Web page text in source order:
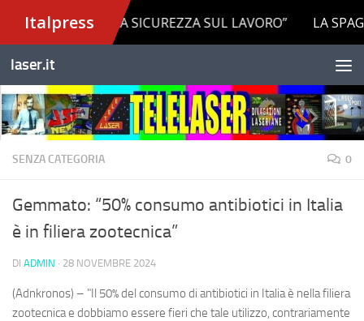
Salta al contenuto
laser.it
SENZA CATEGORIA 0
Gemmato: “50% consumo antibiotici in Italia
è in filiera zootecnica”
DI ADMIN · 28 NOVEMBRE 2024
(Adnkronos) – "Il 50% del consumo di antibiotici in Italia è nella filiera
zootecnica e dobbiamo essere fieri che tale utilizzo, contrariamente